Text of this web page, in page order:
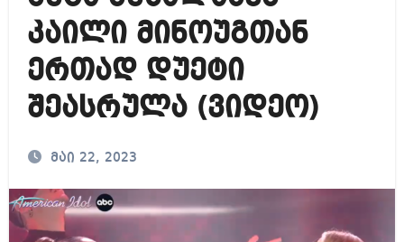
კაილი მინოუგთან
ერთად დუეტი
შეასრულა (ვიდეო)
მაი 22, 2023